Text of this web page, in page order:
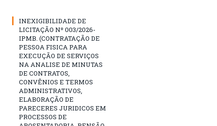
INEXIGIBILIDADE DE
LICITAÇÃO Nº 003/2026-
IPMB. (CONTRATAÇÃO DE
PESSOA FISICA PARA
EXECUÇÃO DE SERVIÇOS
NA ANALISE DE MINUTAS
DE CONTRATOS,
CONVÊNIOS E TERMOS
ADMINISTRATIVOS,
ELABORAÇÃO DE
PARECERES JURIDICOS EM
PROCESSOS DE